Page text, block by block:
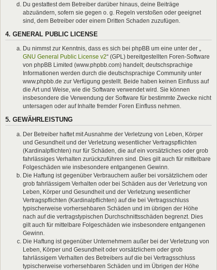
Du gestattest dem Betreiber darüber hinaus, deine Beiträge
abzuändern, sofern sie gegen o. g. Regeln verstoßen oder geeignet
sind, dem Betreiber oder einem Dritten Schaden zuzufügen.
4. GENERAL PUBLIC LICENSE
Du nimmst zur Kenntnis, dass es sich bei phpBB um eine unter der „
GNU General Public License v2“ (GPL) bereitgestellten Foren-Software
von phpBB Limited (www.phpbb.com) handelt; deutschsprachige
Informationen werden durch die deutschsprachige Community unter
www.phpbb.de zur Verfügung gestellt. Beide haben keinen Einfluss auf
die Art und Weise, wie die Software verwendet wird. Sie können
insbesondere die Verwendung der Software für bestimmte Zwecke nicht
untersagen oder auf Inhalte fremder Foren Einfluss nehmen.
5. GEWÄHRLEISTUNG
Der Betreiber haftet mit Ausnahme der Verletzung von Leben, Körper
und Gesundheit und der Verletzung wesentlicher Vertragspflichten
(Kardinalpflichten) nur für Schäden, die auf ein vorsätzliches oder grob
fahrlässiges Verhalten zurückzuführen sind. Dies gilt auch für mittelbare
Folgeschäden wie insbesondere entgangenen Gewinn.
Die Haftung ist gegenüber Verbrauchern außer bei vorsätzlichem oder
grob fahrlässigem Verhalten oder bei Schäden aus der Verletzung von
Leben, Körper und Gesundheit und der Verletzung wesentlicher
Vertragspflichten (Kardinalpflichten) auf die bei Vertragsschluss
typischerweise vorhersehbaren Schäden und im übrigen der Höhe
nach auf die vertragstypischen Durchschnittsschäden begrenzt. Dies
gilt auch für mittelbare Folgeschäden wie insbesondere entgangenen
Gewinn.
Die Haftung ist gegenüber Unternehmern außer bei der Verletzung von
Leben, Körper und Gesundheit oder vorsätzlichem oder grob
fahrlässigem Verhalten des Betreibers auf die bei Vertragsschluss
typischerweise vorhersehbaren Schäden und im Übrigen der Höhe